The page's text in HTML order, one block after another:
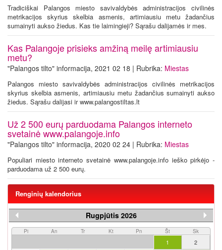
Tradiciškai Palangos miesto savivaldybės administracijos civilinės
metrikacijos skyrius skelbia asmenis, artimiausiu metu žadančius
sumainyti aukso žiedus. Kas tie laimingieji? Sąrašu dalijamės ir mes.
Kas Palangoje prisieks amžiną meilę artimiausiu
metu?
"Palangos tilto" informacija, 2021 02 18 | Rubrika: Miestas
Palangos miesto savivaldybės administracijos civilinės metrikacijos
skyrius skelbia asmenis, artimiausiu metu žadančius sumainyti aukso
žiedus. Sąrašu dalijasi ir www.palangostiltas.lt
Už 2 500 eurų parduodama Palangos interneto
svetainė www.palangoje.info
"Palangos tilto" informacija, 2020 02 24 | Rubrika: Miestas
Populiari miesto interneto svetainė www.palangoje.info ieško pirkėjo -
parduodama už 2 500 eurų.
Renginių kalendorius
Rugpjūtis 2026
Pi An Tr Kt Pn Št Sk
1
2